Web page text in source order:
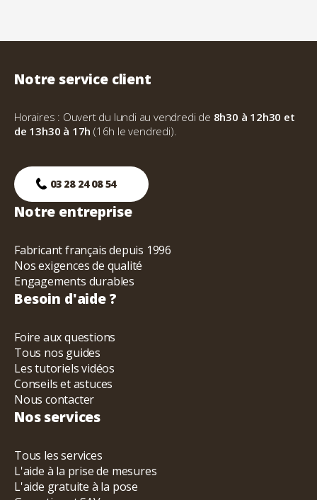
Notre service client
Horaires : Ouvert du lundi au vendredi de 8h30 à 12h30 et
de 13h30 à 17h(16h le vendredi).
03 28 24 08 54
Notre entreprise
Fabricant français depuis 1996
Nos exigences de qualité
Engagements durables
Besoin d'aide ?
Foire aux questions
Tous nos guides
Les tutoriels vidéos
Conseils et astuces
Nous contacter
Nos services
Tous les services
L'aide à la prise de mesures
L'aide gratuite à la pose